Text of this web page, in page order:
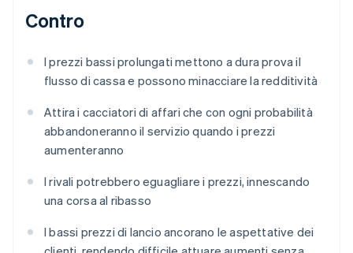
Contro
I prezzi bassi prolungati mettono a dura prova il
flusso di cassa e possono minacciare la redditività
Attira i cacciatori di affari che con ogni probabilità
abbandoneranno il servizio quando i prezzi
aumenteranno
I rivali potrebbero eguagliare i prezzi, innescando
una corsa al ribasso
I bassi prezzi di lancio ancorano le aspettative dei